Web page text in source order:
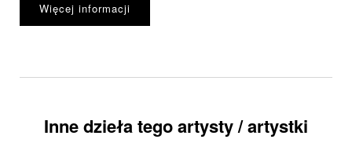
Więcej informacji
Inne dzieła tego artysty / artystki